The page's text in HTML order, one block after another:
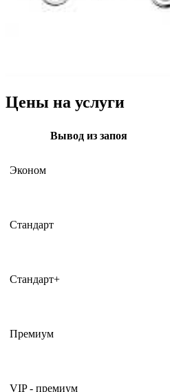
Цены на услуги
Вывод из запоя
Эконом
Стандарт
Стандарт+
Премиум
VIP - премиум